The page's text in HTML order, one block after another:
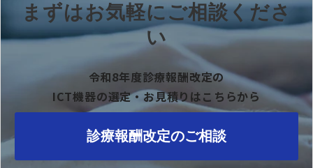
まずはお気軽にご相談くださ
い
令和8年度診療報酬改定の
ICT機器の選定・お見積りはこちらから
診療報酬改定のご相談